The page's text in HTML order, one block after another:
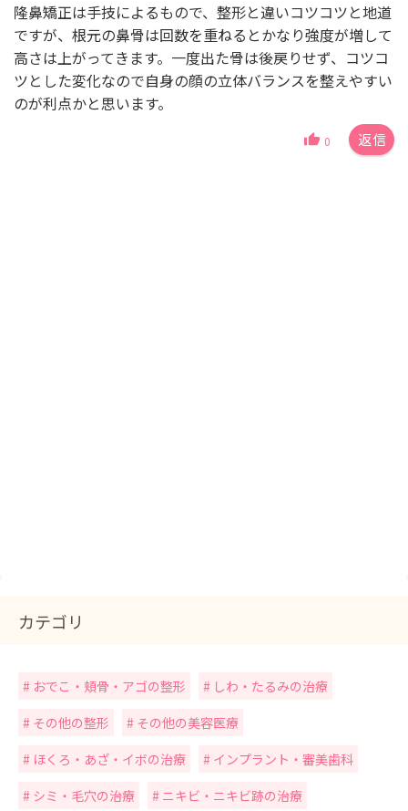
隆鼻矯正は手技によるもので、整形と違いコツコツと地道
ですが、根元の鼻骨は回数を重ねるとかなり強度が増して
高さは上がってきます。一度出た骨は後戻りせず、コツコ
ツとした変化なので自身の顔の立体バランスを整えやすい
のが利点かと思います。
返信
0
カテゴリ
おでこ・頬骨・アゴの整形
しわ・たるみの治療
その他の整形
その他の美容医療
ほくろ・あざ・イボの治療
インプラント・審美歯科
シミ・毛穴の治療
ニキビ・ニキビ跡の治療